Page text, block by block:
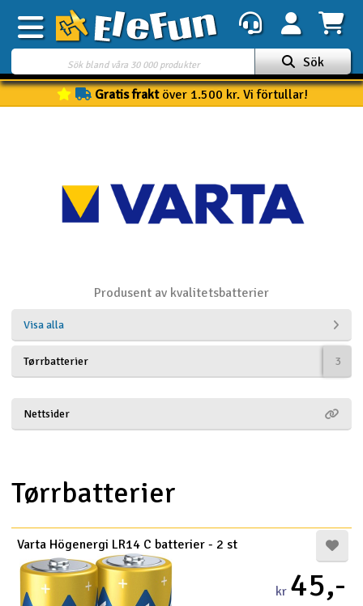
Veckans erbjudande
Present kort
3D-print
Drönare
Helikopter
Kamerautrustning
Sök
Gratis fraktöver 1.500 kr. Vi förtullar!
Produsent av kvalitetsbatterier
Visa alla
Tørrbatterier 3
Nettsider
Tørrbatterier
Varta Högenergi LR14 C batterier - 2 st
kr 45,-